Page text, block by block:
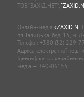
ТОВ “ЗАХІД.НЕТ”,
Онлайн-медіа
пл. Галицька, буд. 15, м.
Телефон +380 (32) 229-
Адреса електронної
Ідентифікатор онлайн-
медіа — R40-06155